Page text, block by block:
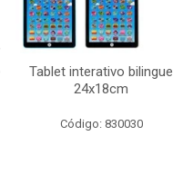
Tablet interativo bilingue
24x18cm
Código: 830030